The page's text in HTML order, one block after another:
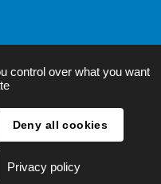
et RGPD
control over what you want
Deny all cookies
Privacy policy